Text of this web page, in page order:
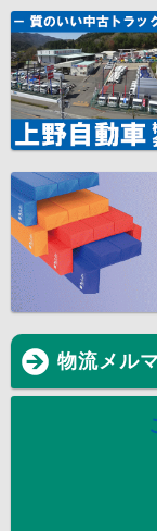
物流メル